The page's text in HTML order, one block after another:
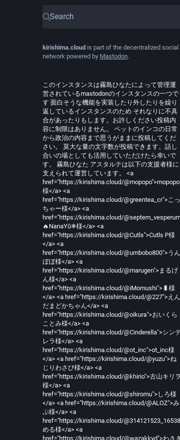
kirishima.cloud is part of the decentralized social
network powered by Mastodon.
このインスタンスは霧島ひなたによって管理運
営されているmastodonのインスタンスの一つで
す 面白そうな機能を実装したり外したりを繰り
返しているインスタンスのため それなりに不具
合があったりもします。お許しください投稿内
容に制限はありません。 ペットのインコの日常
から政治の内容まで思うがままに投稿してくだ
さい。 莫大な量の文字数が投稿できます。話し
合いの場としても活用していただけたら幸いで
す。 霧島ひなた アスタルテは以下の支援者様に
支えられて運営しています。 <a
href="https://kirishima.cloud/@mopopo">mopopo
様</a> <a
href="https://kirishima.cloud/@greentea_cr">こっ
ちゃー様</a> <a
href="https://kirishima.cloud/
🔥NanaYū❄様</a> <a
href="https://kirishima.cloud/@Cutls">Cutls P様
</a> <a
href="https://kirishima.cloud/@umbobo800">うん
ぼぼ様</a> <a
href="https://kirishima.cloud/@marugen">まるげ
ん様</a> <a
href="https://kirishima.cloud/@iMomushi">🐛様
</a> <a href="https://kirishima.cloud/@227">えん
だまどかちゃん</a> <a
href="https://kirishima.cloud/@oikura">おいくら
ことみ様</a> <a
href="https://kirishima.cloud/@Cinderella">シン
レラ様</a> <a
href="https://kirishima.cloud/@ot_inc">ot_inc様
</a> <a href="https://kirishima.cloud/@yuzu">ね
じりわさび様</a> <a
href="https://kirishima.cloud/@khirio">古山キリヲ
様</a> <a
href="https://kirishima.cloud/@shiromu">しろ様
</a> <a href="https://kirishima.cloud/@ALOZ">み
ぷ様</a> <a
href="https://kirishima.cloud/
める様</a> <a
href="https://kirishima.cloud/@wazakkyd">わさ